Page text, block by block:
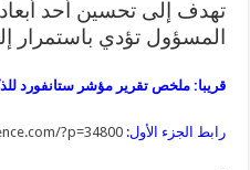
تهدف إلى تحسين أحد
المسؤول تؤدي باستمرار
قريبا: ملخص تقرير مؤشر ستانفورد للذكاء
رابط الجزء الأول: ?p=34800